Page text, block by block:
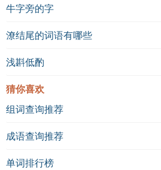
牛字旁的字
潦结尾的词语有哪些
浅斟低酌
猜你喜欢
组词查询推荐
成语查询推荐
单词排行榜